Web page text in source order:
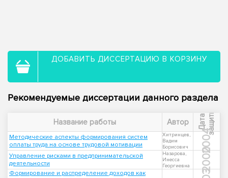
ДОБАВИТЬ ДИССЕРТАЦИЮ В КОРЗИНУ
Рекомендуемые диссертации данного раздела
Название работы Автор Д
а
т
а
з
а
щ
и
ты
Методические аспекты формирования систем
оплаты труда на основе трудовой мотивации
Хитринцев,
Вадим
Борисович
2004
Управление рисками в предпринимательской
деятельности
Назарова,
Инесса
Георгиевна
2000
Формирование и распределение доходов как